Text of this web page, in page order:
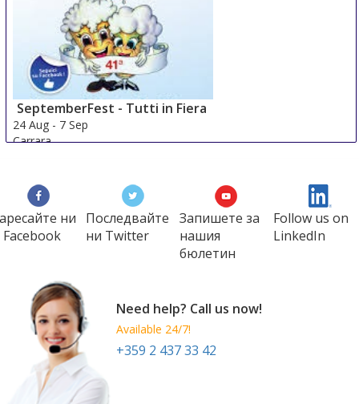
SeptemberFest - Tutti in Fiera
24 Aug - 7 Sep
Carrara
ни
Последвайте
ни Twitter
Запишете за
нашия
бюлетин
Follow us on
LinkedIn
Need help? Call us now!
Available 24/7!
+359 2 437 33 42